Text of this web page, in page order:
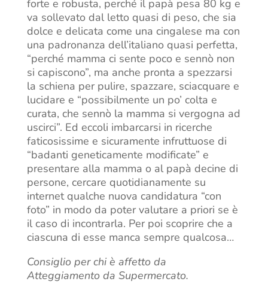
forte e robusta, perché il papà pesa 80 kg e
va sollevato dal letto quasi di peso, che sia
dolce e delicata come una cingalese ma con
una padronanza dell’italiano quasi perfetta,
“perché mamma ci sente poco e sennò non
si capiscono”, ma anche pronta a spezzarsi
la schiena per pulire, spazzare, sciacquare e
lucidare e “possibilmente un po’ colta e
curata, che sennò la mamma si vergogna ad
uscirci”. Ed eccoli imbarcarsi in ricerche
faticosissime e sicuramente infruttuose di
“badanti geneticamente modificate” e
presentare alla mamma o al papà decine di
persone, cercare quotidianamente su
internet qualche nuova candidatura “con
foto” in modo da poter valutare a priori se è
il caso di incontrarla. Per poi scoprire che a
ciascuna di esse manca sempre qualcosa…
Consiglio per chi è affetto da
Atteggiamento da Supermercato.